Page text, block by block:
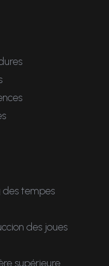
des tempes
des joues
supérieure